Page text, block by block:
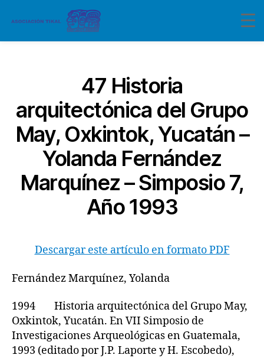
47 Historia
arquitectónica del Grupo
May, Oxkintok, Yucatán –
Yolanda Fernández
Marquínez – Simposio 7,
Año 1993
Descargar este artículo en formato PDF
Fernández Marquínez, Yolanda
1994 Historia arquitectónica del Grupo May,
Oxkintok, Yucatán. En VII Simposio de
Investigaciones Arqueológicas en Guatemala,
1993 (editado por J.P. Laporte y H. Escobedo),